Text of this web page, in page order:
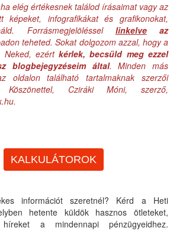
elég értékesnek találod írásaimat vagy az
képeket, infografikákat és grafikonokat,
Forrásmegjelöléssel linkelveaz
teheted. Sokat dolgozom azzal, hogy a
Neked, ezértkérlek, becsüld meg ezzel
blogbejegyzéseim által. Minden más
oldalon található tartalmaknak szerzői
Cziráki Móni, szerző,
KALKULÁTOROK
információt szeretnél? Kérd a Heti
hetente küldök hasznos ötleteket,
híreket a mindennapi pénzügyeidhez.